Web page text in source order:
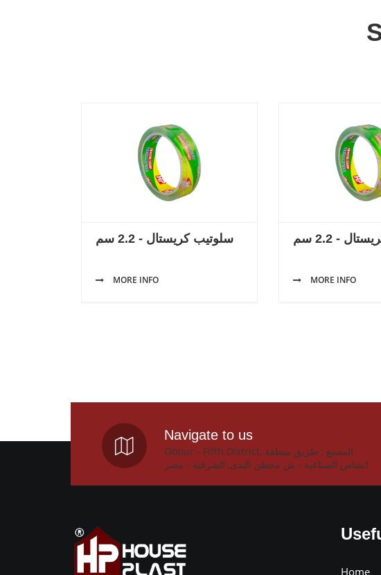
سلوتيب كريستال - 2.2 سم
MORE INFO
- 2.2 سم
MORE INFO
Navigate to us
Obour - Fifth District, المصنع : طريق منطقة
انشاص الصناعية - ش محطن الندى, الشرقية - مصر
Home